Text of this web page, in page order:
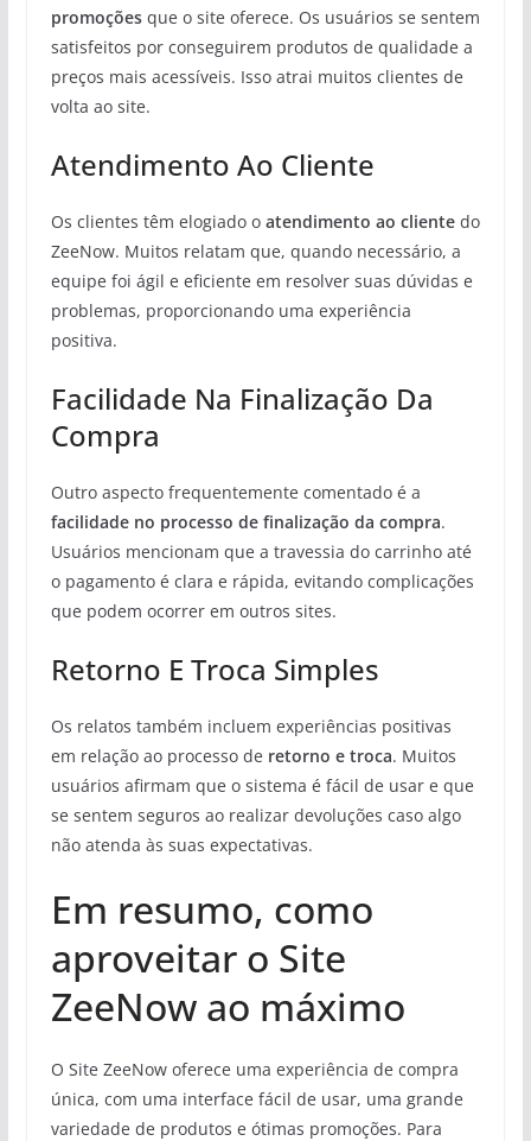
promoçõesque o site oferece. Os usuários se sentem
satisfeitos por conseguirem produtos de qualidade a
preços mais acessíveis. Isso atrai muitos clientes de
volta ao site.
Atendimento Ao Cliente
Os clientes têm elogiado o atendimento ao clientedo
ZeeNow. Muitos relatam que, quando necessário, a
equipe foi ágil e eficiente em resolver suas dúvidas e
problemas, proporcionando uma experiência
positiva.
Facilidade Na Finalização Da
Compra
Outro aspecto frequentemente comentado é a
facilidade no processo de finalização da compra.
Usuários mencionam que a travessia do carrinho até
o pagamento é clara e rápida, evitando complicações
que podem ocorrer em outros sites.
Retorno E Troca Simples
Os relatos também incluem experiências positivas
em relação ao processo de retorno e troca. Muitos
usuários afirmam que o sistema é fácil de usar e que
se sentem seguros ao realizar devoluções caso algo
não atenda às suas expectativas.
Em resumo, como
aproveitar o Site
ZeeNow ao máximo
O Site ZeeNow oferece uma experiência de compra
única, com uma interface fácil de usar, uma grande
variedade de produtos e ótimas promoções. Para